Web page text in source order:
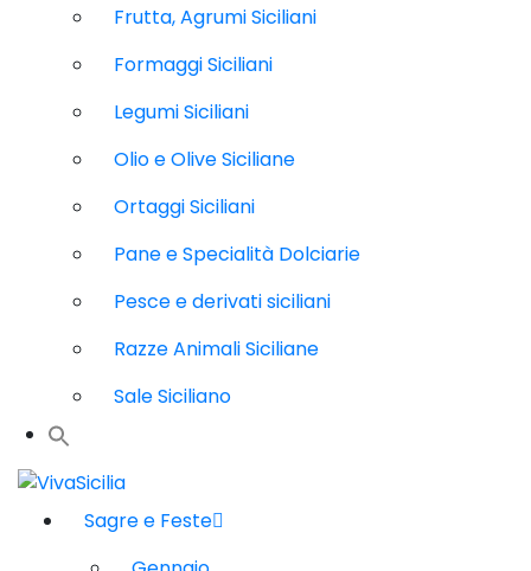
Frutta, Agrumi Siciliani
Formaggi Siciliani
Legumi Siciliani
Olio e Olive Siciliane
Ortaggi Siciliani
Pane e Specialità Dolciarie
Pesce e derivati siciliani
Razze Animali Siciliane
Sale Siciliano
Sagre e Feste